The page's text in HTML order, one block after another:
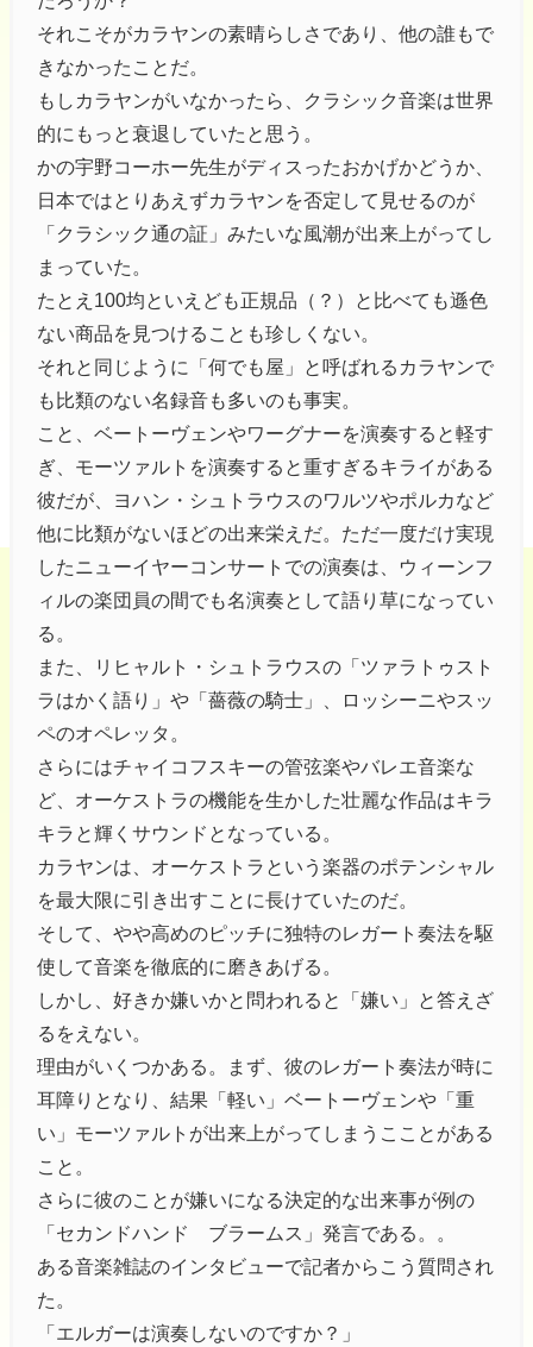
それこそがカラヤンの素晴らしさであり、他の誰もで
きなかったことだ。
もしカラヤンがいなかったら、クラシック音楽は世界
的にもっと衰退していたと思う。
かの宇野コーホー先生がディスったおかげかどうか、
日本ではとりあえずカラヤンを否定して見せるのが
「クラシック通の証」みたいな風潮が出来上がってし
まっていた。
たとえ100均といえども正規品（？）と比べても遜色
ない商品を見つけることも珍しくない。
それと同じように「何でも屋」と呼ばれるカラヤンで
も比類のない名録音も多いのも事実。
こと、ベートーヴェンやワーグナーを演奏すると軽す
ぎ、モーツァルトを演奏すると重すぎるキライがある
彼だが、ヨハン・シュトラウスのワルツやポルカなど
他に比類がないほどの出来栄えだ。ただ一度だけ実現
したニューイヤーコンサートでの演奏は、ウィーンフ
ィルの楽団員の間でも名演奏として語り草になってい
る。
また、リヒャルト・シュトラウスの「ツァラトゥスト
ラはかく語り」や「薔薇の騎士」、ロッシーニやスッ
ペのオペレッタ。
さらにはチャイコフスキーの管弦楽やバレエ音楽な
ど、オーケストラの機能を生かした壮麗な作品はキラ
キラと輝くサウンドとなっている。
カラヤンは、オーケストラという楽器のポテンシャル
を最大限に引き出すことに長けていたのだ。
そして、やや高めのピッチに独特のレガート奏法を駆
使して音楽を徹底的に磨きあげる。
しかし、好きか嫌いかと問われると「嫌い」と答えざ
るをえない。
理由がいくつかある。まず、彼のレガート奏法が時に
耳障りとなり、結果「軽い」ベートーヴェンや「重
い」モーツァルトが出来上がってしまうこことがある
こと。
さらに彼のことが嫌いになる決定的な出来事が例の
「セカンドハンド ブラームス」発言である。。
ある音楽雑誌のインタビューで記者からこう質問され
た。
「エルガーは演奏しないのですか？」